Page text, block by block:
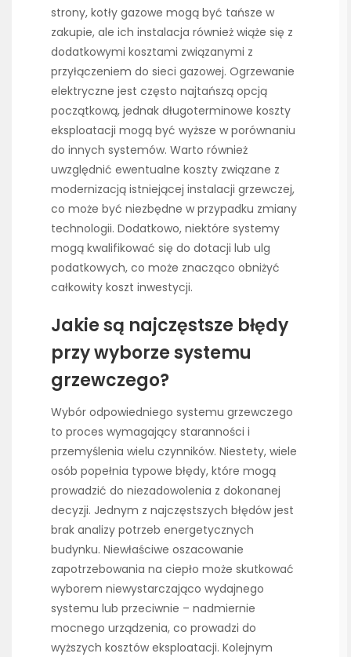
strony, kotły gazowe mogą być tańsze w
zakupie, ale ich instalacja również wiąże się z
dodatkowymi kosztami związanymi z
przyłączeniem do sieci gazowej. Ogrzewanie
elektryczne jest często najtańszą opcją
początkową, jednak długoterminowe koszty
eksploatacji mogą być wyższe w porównaniu
do innych systemów. Warto również
uwzględnić ewentualne koszty związane z
modernizacją istniejącej instalacji grzewczej,
co może być niezbędne w przypadku zmiany
technologii. Dodatkowo, niektóre systemy
mogą kwalifikować się do dotacji lub ulg
podatkowych, co może znacząco obniżyć
całkowity koszt inwestycji.
Jakie są najczęstsze błędy
przy wyborze systemu
grzewczego?
Wybór odpowiedniego systemu grzewczego
to proces wymagający staranności i
przemyślenia wielu czynników. Niestety, wiele
osób popełnia typowe błędy, które mogą
prowadzić do niezadowolenia z dokonanej
decyzji. Jednym z najczęstszych błędów jest
brak analizy potrzeb energetycznych
budynku. Niewłaściwe oszacowanie
zapotrzebowania na ciepło może skutkować
wyborem niewystarczająco wydajnego
systemu lub przeciwnie – nadmiernie
mocnego urządzenia, co prowadzi do
wyższych kosztów eksploatacji. Kolejnym